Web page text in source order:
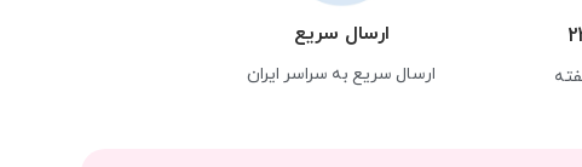
ارسال سریع
ارسال سریع به سراسر ایران